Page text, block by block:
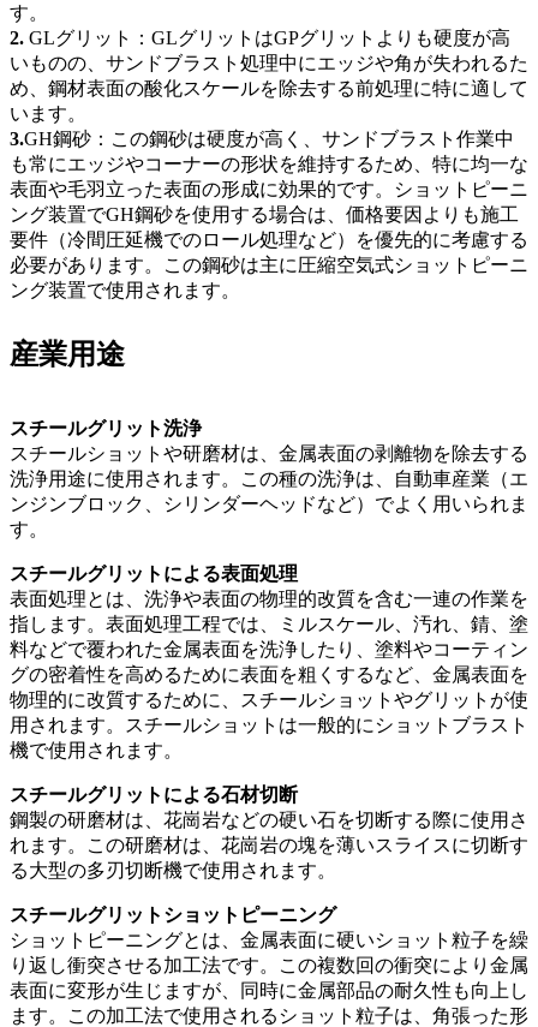
す。
2. GLグリット：GLグリットはGPグリットよりも硬度が高
いものの、サンドブラスト処理中にエッジや角が失われるた
め、鋼材表面の酸化スケールを除去する前処理に特に適して
います。
3.GH鋼砂：この鋼砂は硬度が高く、サンドブラスト作業中
も常にエッジやコーナーの形状を維持するため、特に均一な
表面や毛羽立った表面の形成に効果的です。ショットピーニ
ング装置でGH鋼砂を使用する場合は、価格要因よりも施工
要件（冷間圧延機でのロール処理など）を優先的に考慮する
必要があります。この鋼砂は主に圧縮空気式ショットピーニ
ング装置で使用されます。
産業用途
スチールグリット洗浄
スチールショットや研磨材は、金属表面の剥離物を除去する
洗浄用途に使用されます。この種の洗浄は、自動車産業（エ
ンジンブロック、シリンダーヘッドなど）でよく用いられま
す。
スチールグリットによる表面処理
表面処理とは、洗浄や表面の物理的改質を含む一連の作業を
指します。表面処理工程では、ミルスケール、汚れ、錆、塗
料などで覆われた金属表面を洗浄したり、塗料やコーティン
グの密着性を高めるために表面を粗くするなど、金属表面を
物理的に改質するために、スチールショットやグリットが使
用されます。スチールショットは一般的にショットブラスト
機で使用されます。
スチールグリットによる石材切断
鋼製の研磨材は、花崗岩などの硬い石を切断する際に使用さ
れます。この研磨材は、花崗岩の塊を薄いスライスに切断す
る大型の多刃切断機で使用されます。
スチールグリットショットピーニング
ショットピーニングとは、金属表面に硬いショット粒子を繰
り返し衝突させる加工法です。この複数回の衝突により金属
表面に変形が生じますが、同時に金属部品の耐久性も向上し
ます。この加工法で使用されるショット粒子は、角張った形